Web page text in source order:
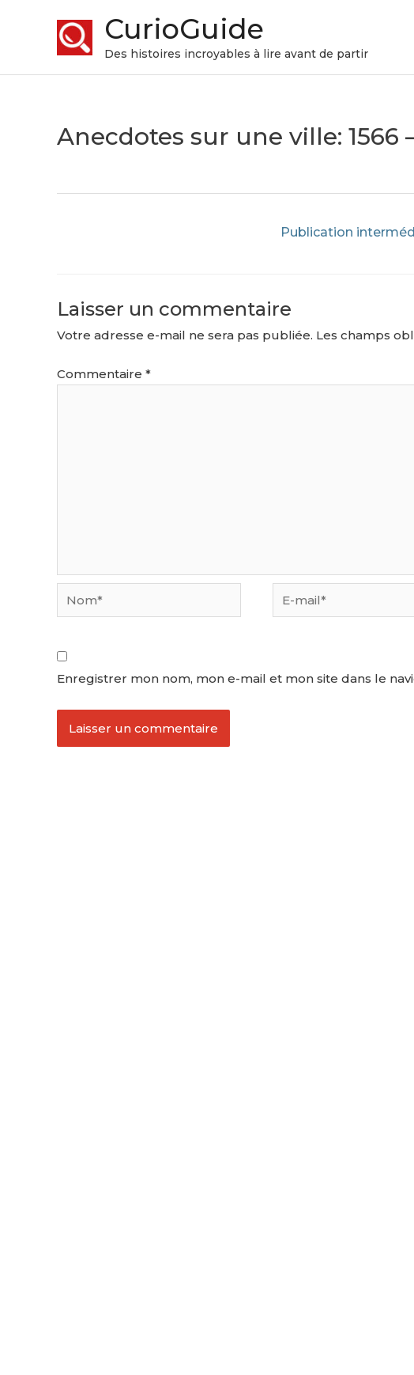
CurioGuide
Des histoires incroyables à lire avant de partir
Anecdotes sur une ville: 1566
Publication
Laisser un commentaire
Votre adresse e-mail ne sera pas publiée. Les champs
Commentaire *
Enregistrer mon nom, mon e-mail et mon site dans le